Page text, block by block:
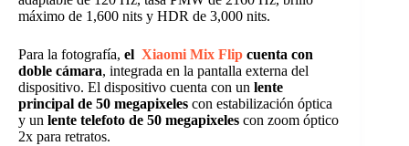
máximo de 1,600 nits y HDR de 3,000 nits.
Para la fotografía, el Xiaomi Mix Flip cuenta con
doble cámara, integrada en la pantalla externa del
dispositivo. El dispositivo cuenta con un lente
principal de 50 megapixeles con estabilización óptica
y un lente telefoto de 50 megapixeles con zoom óptico
2x para retratos.